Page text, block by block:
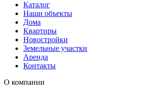
Каталог
Наши объекты
Дома
Квартиры
Новостройки
Земельные участки
Аренда
Контакты
О компании